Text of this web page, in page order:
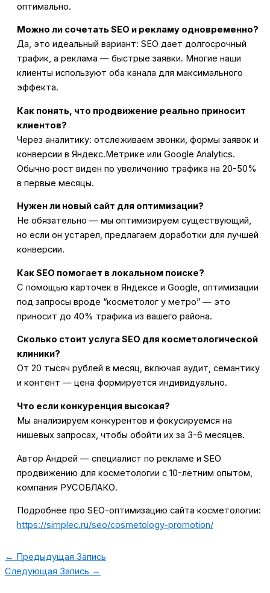
оптимально.
Можно ли сочетать SEO и рекламу одновременно?
Да, это идеальный вариант: SEO дает долгосрочный
трафик, а реклама — быстрые заявки. Многие наши
клиенты используют оба канала для максимального
эффекта.
Как понять, что продвижение реально приносит
клиентов?
Через аналитику: отслеживаем звонки, формы заявок и
конверсии в Яндекс.Метрике или Google Analytics.
Обычно рост виден по увеличению трафика на 20-50%
в первые месяцы.
Нужен ли новый сайт для оптимизации?
Не обязательно — мы оптимизируем существующий,
но если он устарел, предлагаем доработки для лучшей
конверсии.
Как SEO помогает в локальном поиске?
С помощью карточек в Яндексе и Google, оптимизации
под запросы вроде “косметолог у метро” — это
приносит до 40% трафика из вашего района.
Сколько стоит услуга SEO для косметологической
клиники?
От 20 тысяч рублей в месяц, включая аудит, семантику
и контент — цена формируется индивидуально.
Что если конкуренция высокая?
Мы анализируем конкурентов и фокусируемся на
нишевых запросах, чтобы обойти их за 3-6 месяцев.
Автор Андрей — специалист по рекламе и SEO
продвижению для косметологии с 10-летним опытом,
компания РУСОБЛАКО.
Подробнее про SEO-оптимизацию сайта косметологии:
https://simplec.ru/seo/cosmetology-promotion/
← Предыдущая Запись
Следующая Запись →